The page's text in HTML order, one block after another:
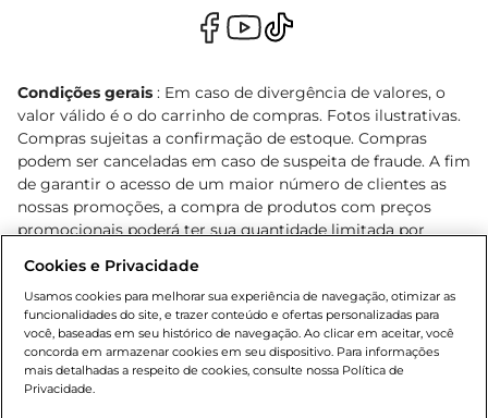
Condições gerais : Em caso de divergência de valores, o
valor válido é o do carrinho de compras. Fotos ilustrativas.
Compras sujeitas a confirmação de estoque. Compras
podem ser canceladas em caso de suspeita de fraude. A fim
de garantir o acesso de um maior número de clientes as
nossas promoções, a compra de produtos com preços
promocionais poderá ter sua quantidade limitada por
o e-commerce e válidos durante o dia de hoje, podendo
sofrer alterações sem prévia notificação. Proibida a venda
de bebidas alcoólicas para menores de 18 anos, conforme
Lei n.º 8069/90, art. 81, inciso II (Estatuto da Criança e do
Adolescente). Preços e condições exclusivos para o
www.bretas.com.br
Cookies e Privacidade
Usamos cookies para melhorar sua experiência de navegação, otimizar as
funcionalidades do site, e trazer conteúdo e ofertas personalizadas para
você, baseadas em seu histórico de navegação. Ao clicar em aceitar, você
concorda em armazenar cookies em seu dispositivo. Para informações
mais detalhadas a respeito de cookies, consulte nossa Política de
Privacidade.